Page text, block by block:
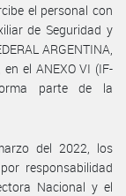
el personal con
de Seguridad y
ARGENTINA,
el ANEXO VI (IF-
forma parte de la
del 2022, los
responsabilidad
Nacional y el